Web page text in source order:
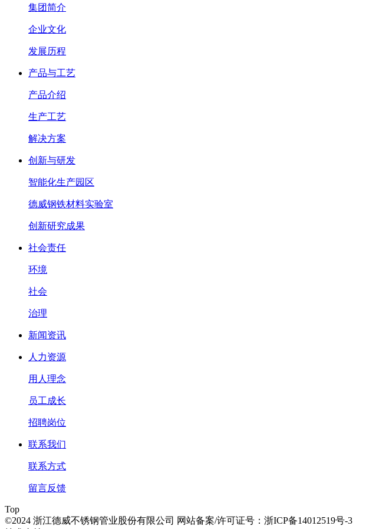
集团简介
企业文化
发展历程
产品与工艺
产品介绍
生产工艺
解决方案
创新与研发
智能化生产园区
德威钢铁材料实验室
创新研究成果
社会责任
环境
社会
治理
新闻资讯
人力资源
用人理念
员工成长
招聘岗位
联系我们
联系方式
留言反馈
Top
©2024 浙江德威不锈钢管业股份有限公司 网站备案/许可证号：浙ICP备14012519号-3